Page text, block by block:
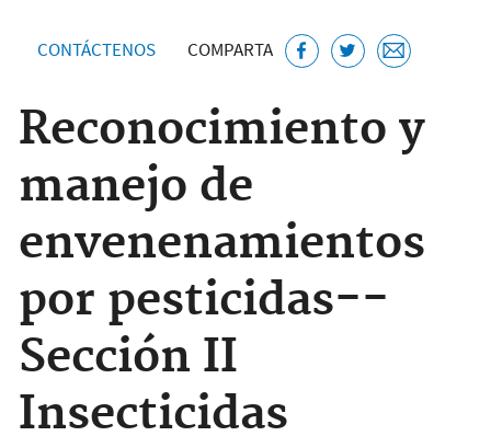
CONTÁCTENOS COMPARTA
Reconocimiento y
manejo de
envenenamientos
por pesticidas--
Sección II
Insecticidas